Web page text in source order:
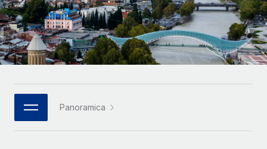
CASE STUDIES
Español
Italiano
日本語
한국어
Panoramica